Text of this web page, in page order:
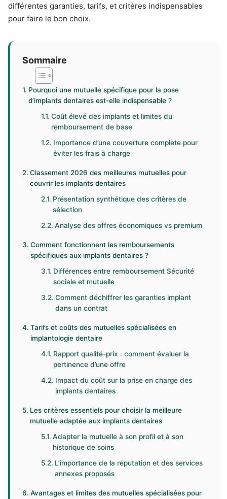
différentes garanties, tarifs, et critères indispensables
pour faire le bon choix.
Sommaire
Pourquoi une mutuelle spécifique pour la pose
d’implants dentaires est-elle indispensable ?
Coût élevé des implants et limites du
remboursement de base
Importance d’une couverture complète pour
éviter les frais à charge
Classement 2026 des meilleures mutuelles pour
couvrir les implants dentaires
Présentation synthétique des critères de
sélection
Analyse des offres économiques vs premium
Comment fonctionnent les remboursements
spécifiques aux implants dentaires ?
Différences entre remboursement Sécurité
sociale et mutuelle
Comment déchiffrer les garanties implant
dans un contrat
Tarifs et coûts des mutuelles spécialisées en
implantologie dentaire
Rapport qualité-prix : comment évaluer la
pertinence d’une offre
Impact du coût sur la prise en charge des
implants dentaires
Les critères essentiels pour choisir la meilleure
mutuelle adaptée aux implants dentaires
Adapter la mutuelle à son profil et à son
historique de soins
L’importance de la réputation et des services
annexes proposés
Avantages et limites des mutuelles spécialisées pour